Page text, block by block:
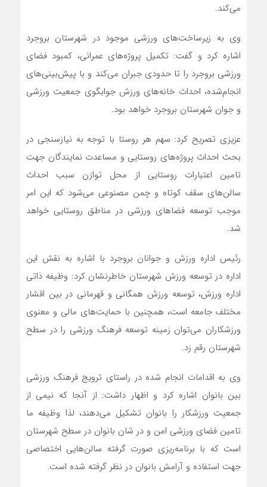
می‌کند.
وی به زیرساخت‌های ورزشی موجود در شهرستان بروجرد
اشاره کرد و گفت: تکمیل پروژه‌های عمرانی، کمبود فضای
ورزشی بروجرد را تا حدودی جبران می‌کند و با پیش‌بینی‌های
انجام‌شده، احداث خانه‌های ورزش جوابگوی جمعیت ورزشی
و جوان شهرستان بروجرد خواهد بود.
عزیزی تصریح کرد: سهم هر روستا با توجه به نیازسنجی در
بحث احداث پروژه‌های روستایی و مساعدت نمایندگان جهت
تامین اعتبارات روستایی از محل توازن سبب احداث
سالن‌های سقف کوتاه و چمن مصنوعی می‌شود که این امر
موجب توسعه فضاهای ورزشی در مناطق روستایی خواهد
شد.
رئیس اداره ورزش و جوانان بروجرد با اشاره به نقش این
اداره در توسعه ورزش شهرستان خاطرنشان کرد: وظیفه ذاتی
اداره ورزش، توسعه ورزش همگانی و قهرمانی در بین اقشار
مختلف جامعه است، همچنین با حمایت‌های مالی و معنوی
ورزشکاران می‌توان زمینه توسعه فرهنگ ورزشی را در سطح
شهرستان رقم زد.
وی به اقدامات انجام شده در راستای ترویج فرهنگ ورزشی
بین بانوان اشاره کرد و اظهار داشت: از آنجا که نیمی از
جمعیت ورزشکار را بانوان تشکیل می‌دهند، لذا وظیفه ما
تامین فضای ورزشی امن و در شان بانوان در سطح شهرستان
است که با برنامه‌ریزی صورت گرفته سالن‌هایی اختصاصی
جهت استفاده و آرامش بانوان در نظر گرفته شده است.